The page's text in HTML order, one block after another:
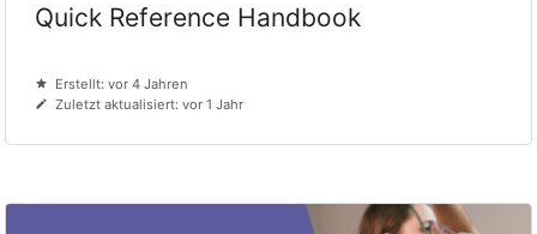
Quick Reference Handbook
Erstellt: vor 4 Jahren
Zuletzt aktualisiert: vor 1 Jahr